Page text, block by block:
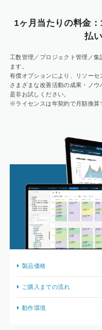
1ヶ月当たりの料金
払
工数管理／プロジェクト管理／
ます。
有償オプションにより、リソーセ
さまざまな改善活動の成果・ノ
是非お試しください。
※ライセンスは年契約で月額換算
製品価格
ご購入までの流れ
動作環境